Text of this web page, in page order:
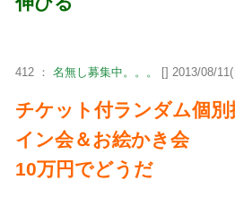
412 ： 名無し募集中。。。 [] 2013/08/
チケット付ランダム個
イン会＆お絵かき会
10万円でどうだ